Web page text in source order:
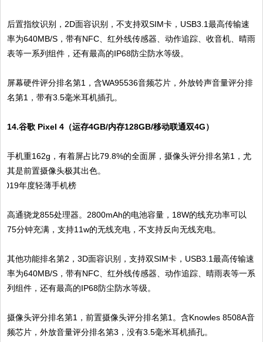
后置指纹识别，2D面容识别，不支持双SIM卡，USB3.1最高传输速
率为640MB/S，带有NFC、红外线传感器、动作追踪、收音机、晴雨
表等一系列组件，还有最高的IP68防尘防水等级。
屏幕硬件评分排名第1，含WA95536音频芯片，外放铃声音量评分排
名第1，带有3.5毫米耳机插孔。
14.谷歌 Pixel 4（运存4GB/内存128GB/移动联通双4G）
手机重162g，有着屏占比79.8%的全面屏，摄像头评分排名第1，尤
其是前置摄像头极其出色。
高通骁龙855处理器。2800mAh的电池容量，18W的线充功率可以
75分钟充满，支持11w的无线充电，不支持反向无线充电。
其他功能排名第2，3D面容识别，支持双SIM卡，USB3.1最高传输速
率为640MB/S，带有NFC、红外线传感器、动作追踪、晴雨表等一系
列组件，还有最高的IP68防尘防水等级。
摄像头评分排名第1，前置摄像头评分排名第1。含Knowles 8508A音
频芯片，外放音量评分排名第3，没有3.5毫米耳机插孔。